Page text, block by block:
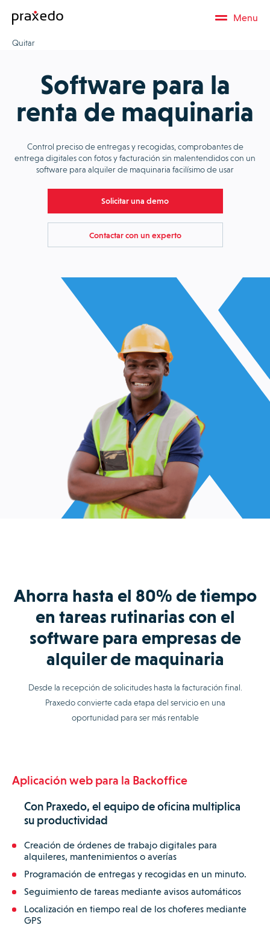
Menu
Quitar
Software para la
renta de maquinaria
Control preciso de entregas y recogidas, comprobantes de
entrega digitales con fotos y facturación sin malentendidos con un
software para alquiler de maquinaria facilísimo de usar
Solicitar una demo
Contactar con un experto
Ahorra hasta el 80% de tiempo
en tareas rutinarias con el
software para empresas de
alquiler de maquinaria
Desde la recepción de solicitudes hasta la facturación final.
Praxedo convierte cada etapa del servicio en una
oportunidad para ser más rentable
Aplicación web para la Backoffice
Con Praxedo, el equipo de oficina multiplica
su productividad
Creación de órdenes de trabajo digitales para
alquileres, mantenimientos o averías
Programación de entregas y recogidas en un minuto.
Seguimiento de tareas mediante avisos automáticos
Localización en tiempo real de los choferes mediante
GPS